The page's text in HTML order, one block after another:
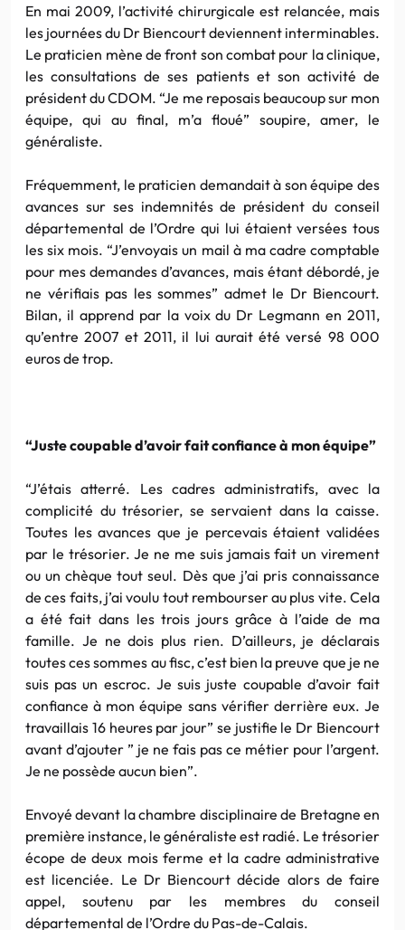
En mai 2009, l’activité chirurgicale est relancée, mais
les journées du Dr Biencourt deviennent interminables.
Le praticien mène de front son combat pour la clinique,
les consultations de ses patients et son activité de
président du CDOM. “Je me reposais beaucoup sur mon
équipe, qui au final, m’a floué” soupire, amer, le
généraliste.
Fréquemment, le praticien demandait à son équipe des
avances sur ses indemnités de président du conseil
départemental de l’Ordre qui lui étaient versées tous
les six mois. “J’envoyais un mail à ma cadre comptable
pour mes demandes d’avances, mais étant débordé, je
ne vérifiais pas les sommes” admet le Dr Biencourt.
Bilan, il apprend par la voix du Dr Legmann en 2011,
qu’entre 2007 et 2011, il lui aurait été versé 98 000
euros de trop.
“Juste coupable d’avoir fait confiance à mon équipe”
“J’étais atterré. Les cadres administratifs, avec la
complicité du trésorier, se servaient dans la caisse.
Toutes les avances que je percevais étaient validées
par le trésorier. Je ne me suis jamais fait un virement
ou un chèque tout seul. Dès que j’ai pris connaissance
de ces faits, j’ai voulu tout rembourser au plus vite. Cela
a été fait dans les trois jours grâce à l’aide de ma
famille. Je ne dois plus rien. D’ailleurs, je déclarais
toutes ces sommes au fisc, c’est bien la preuve que je ne
suis pas un escroc. Je suis juste coupable d’avoir fait
confiance à mon équipe sans vérifier derrière eux. Je
travaillais 16 heures par jour” se justifie le Dr Biencourt
avant d’ajouter ” je ne fais pas ce métier pour l’argent.
Je ne possède aucun bien”.
Envoyé devant la chambre disciplinaire de Bretagne en
première instance, le généraliste est radié. Le trésorier
écope de deux mois ferme et la cadre administrative
est licenciée. Le Dr Biencourt décide alors de faire
appel, soutenu par les membres du conseil
départemental de l’Ordre du Pas-de-Calais.